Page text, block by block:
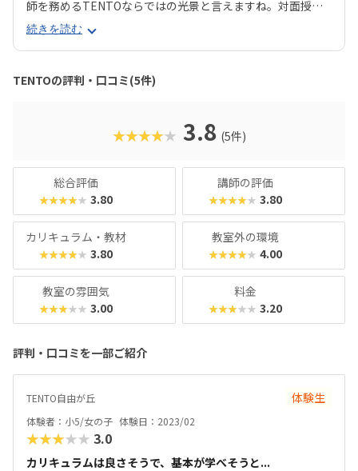
師を務めるTENTOならではの光景と言えますね。対面授業
を開講している教室は首都圏を中心に8教室。さらに、完全
オンライン完結のコースもスタート！「画面共有」で手元を
先生に見てもらいながら取り組めるので、ご自宅でリラック
スしながらプログラミングに親しめます。最近では、「子ど
も向けのパソコン選びもお任せしたい！」というご家庭向け
も開始。必要十分なパソコンやヘッドセットを、中立な立場
でアドバイスしてくれます。「しっかりしたカリキュラムで
しないかもしれませんが、本当のプロが生まれやすいのはこ
ういう自由なスクールだったりしますよね。スタイルさえ合
えば、大満足間違いなしのスクールです！
続きを読む
TENTOの評判・口コミ(5件)
★★★★★ 3.8 (5件)
総合評価
★★★★★ 3.80
講師の評価
★★★★★ 3.80
カリキュラム・教材
★★★★★ 3.80
教室外の環境
★★★★★ 4.00
教室の雰囲気
★★★★★ 3.00
料金
★★★★★ 3.20
評判・口コミを一部ご紹介
TENTO自由が丘 体験生
体験者：小5/女の子 体験日：2023/02
★★★★★ 3.0
カリキュラムは良さそうで、基本が学べそうと...